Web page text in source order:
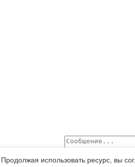
использовать ресурс, вы